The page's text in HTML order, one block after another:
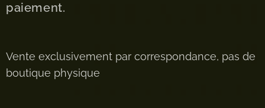
paiement.
Vente exclusivement par correspondance, pas de
boutique physique